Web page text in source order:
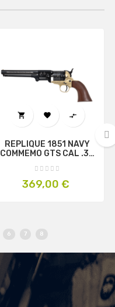
  
REPLIQUE 1851 NAVY
COMMEMO GTS CAL .36
Prix
369,00 €
6 7 8